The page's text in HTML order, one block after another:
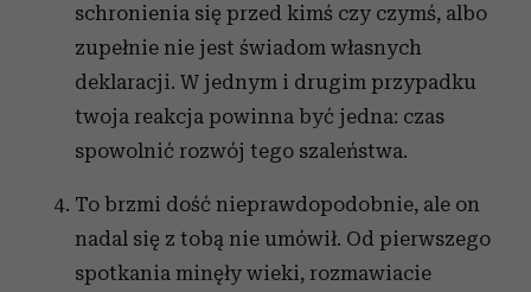
schronienia się przed kimś czy czymś, albo
zupełnie nie jest świadom własnych
deklaracji. W jednym i drugim przypadku
twoja reakcja powinna być jedna: czas
spowolnić rozwój tego szaleństwa.
To brzmi dość nieprawdopodobnie, ale on
nadal się z tobą nie umówił. Od pierwszego
spotkania minęły wieki, rozmawiacie